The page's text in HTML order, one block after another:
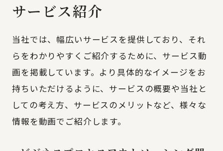
サービス紹介
当社では、幅広いサービスを提供しており、それ
らをわかりやすくご紹介するために、サービス動
画を掲載しています。より具体的なイメージをお
持ちいただけるように、サービスの概要や当社と
しての考え方、サービスのメリットなど、様々な
情報を動画でご紹介します。